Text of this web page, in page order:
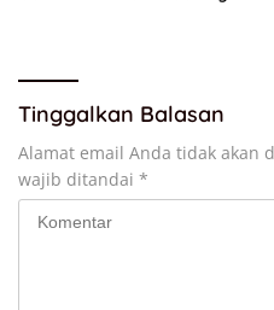
Tinggalkan Balasan
Alamat email Anda tidak akan
wajib ditandai *